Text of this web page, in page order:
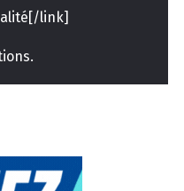
link]